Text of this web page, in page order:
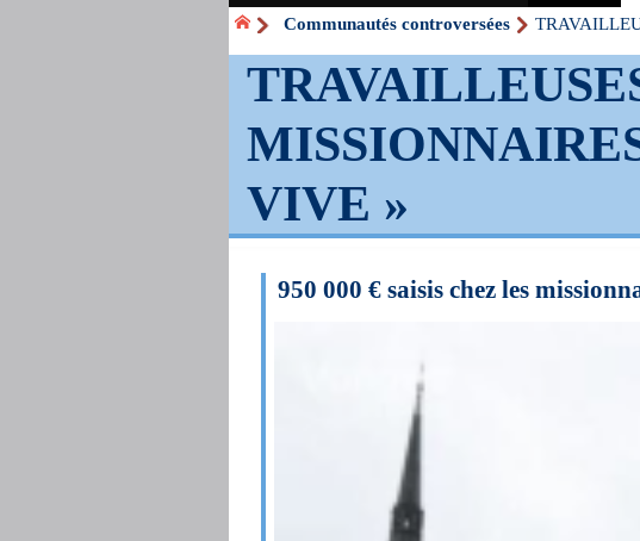
Communautés controversées
VIVE »
950 000 € saisis chez les